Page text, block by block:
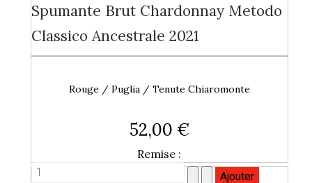
Spumante Brut Chardonnay Metodo
Classico Ancestrale 2021
Rouge / Puglia / Tenute Chiaromonte
52,00 €
Remise :